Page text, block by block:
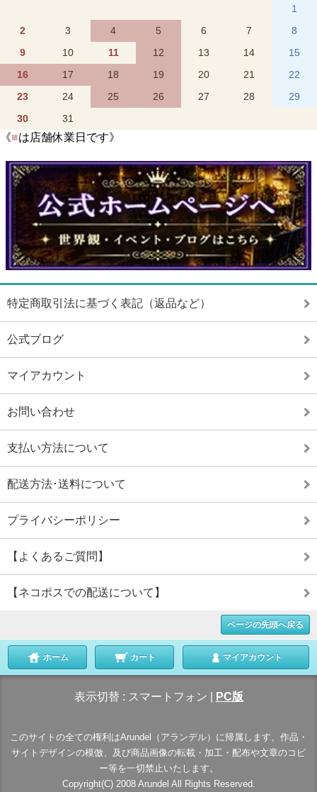
1
2
3 4 5 6 7
8
9
10 11 12 13 14
15
16
17 18 19 20 21
22
23
24 25 26 27 28
29
30
31
《■は店舗休業日です》
特定商取引法に基づく表記（返品など）
公式ブログ
マイアカウント
お問い合わせ
支払い方法について
配送方法･送料について
プライバシーポリシー
【よくあるご質問】
【ネコポスでの配送について】
ページの先頭へ戻る
ホーム カート マイアカウント
表示切替 : スマートフォン PC版
このサイトの全ての権利はArundel（アランデル）に帰属します。作品・
サイトデザインの模倣、及び商品画像の転載・加工・配布や文章のコピ
ー等を一切禁止いたします。
Copyright(C) 2008 Arundel All Rights Reserved.